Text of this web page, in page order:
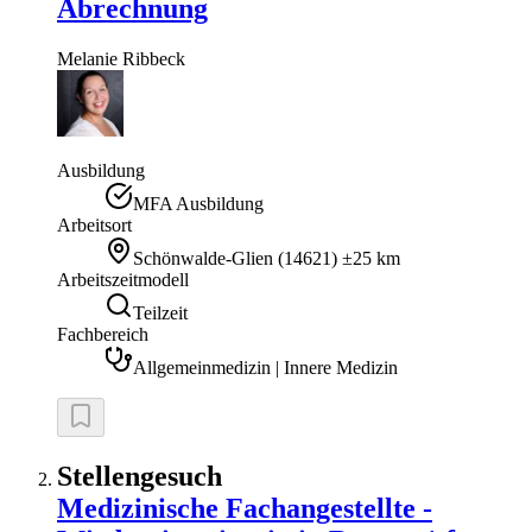
Abrechnung
Melanie Ribbeck
Ausbildung
MFA Ausbildung
Arbeitsort
Schönwalde-Glien (14621) ±25 km
Arbeitszeitmodell
Teilzeit
Fachbereich
Allgemeinmedizin | Innere Medizin
Stellengesuch
Medizinische Fachangestellte -